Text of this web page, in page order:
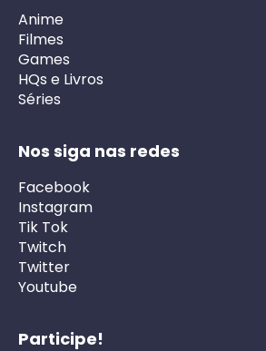
Anime
Filmes
Games
HQs e Livros
Séries
Nos siga nas redes
Facebook
Instagram
Tik Tok
Twitch
Twitter
Youtube
Participe!